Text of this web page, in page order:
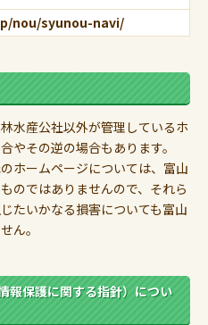
nou/syunou-navi/
水産公社以外が管理しているホ
やその逆の場合もあります。
ホームページについては、富山
のではありませんので、それら
たいかなる損害についても富山
ん。
報保護に関する指針）につい